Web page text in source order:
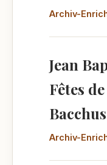
Archiv-
Jean
Fêtes
Archiv-